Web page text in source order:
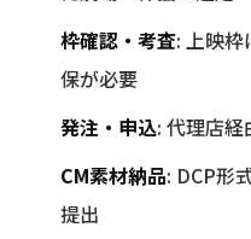
枠確認・考査: 上映枠
保が必要
発注・申込: 代理店経
CM素材納品: DCP形
提出